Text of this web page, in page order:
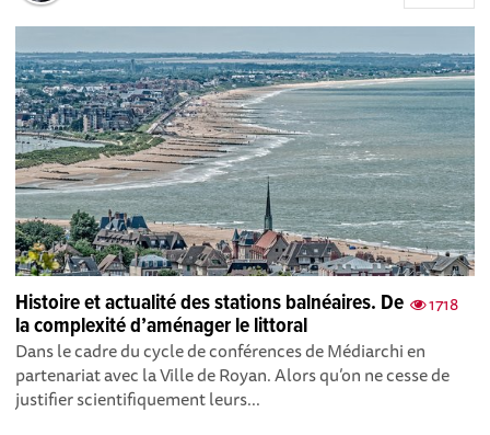
1718
Histoire et actualité des stations balnéaires. De
la complexité d’aménager le littoral
Dans le cadre du cycle de conférences de Médiarchi en
partenariat avec la Ville de Royan. Alors qu’on ne cesse de
justifier scientifiquement leurs...